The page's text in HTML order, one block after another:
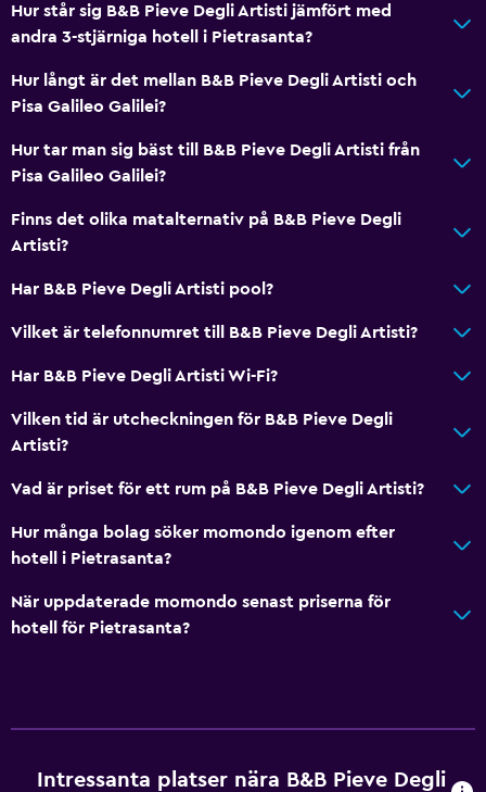
Delat lounge/TV-område
TV
Restauranger
Elektrisk vattenkokare
Dietspecifika menyer (vid begäran)
Te/kaffebryggare
Mat kan levereras till gästboendet
Utsikt över trädgård
Tofflor
Utsikt över poolen
Förvaring
Tjänster och bekvämligheter
Rumservice
Gatuparkering
Hur står sig B&B Pieve Degli Artisti jämfört med
andra 3-stjärniga hotell i Pietrasanta?
Hur långt är det mellan B&B Pieve Degli Artisti och
Pisa Galileo Galilei?
Hur tar man sig bäst till B&B Pieve Degli Artisti från
Pisa Galileo Galilei?
Finns det olika matalternativ på B&B Pieve Degli
Artisti?
Har B&B Pieve Degli Artisti pool?
Vilket är telefonnumret till B&B Pieve Degli Artisti?
Har B&B Pieve Degli Artisti Wi-Fi?
Vilken tid är utcheckningen för B&B Pieve Degli
Artisti?
Vad är priset för ett rum på B&B Pieve Degli Artisti?
Hur många bolag söker momondo igenom efter
hotell i Pietrasanta?
När uppdaterade momondo senast priserna för
hotell för Pietrasanta?
Intressanta platser nära B&B Pieve Degli